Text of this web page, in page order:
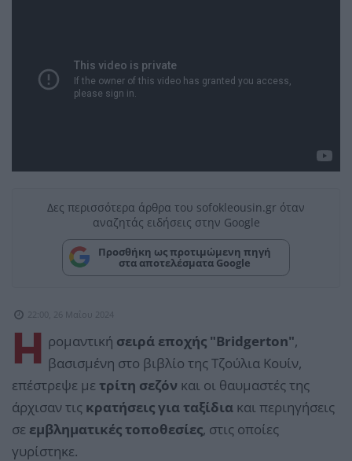
Δες περισσότερα άρθρα του sofokleousin.gr όταν
αναζητάς ειδήσεις στην Google
Προσθήκη ως προτιμώμενη πηγή
στα αποτελέσματα Google
22:00, 26 Μαΐου 2024
Η ρομαντική σειρά εποχής "Bridgerton",
βασισμένη στο βιβλίο της Τζούλια Κουίν,
επέστρεψε με τρίτη σεζόν και οι θαυμαστές της
άρχισαν τις κρατήσεις για ταξίδια και περιηγήσεις
σε εμβληματικές τοποθεσίες, στις οποίες
γυρίστηκε.